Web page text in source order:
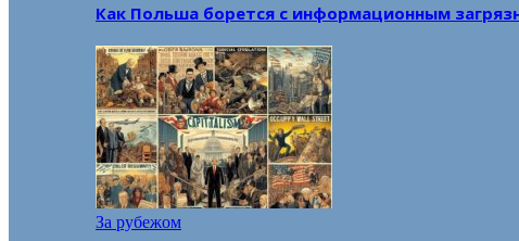
Как Польша борется с информационным
За рубежом